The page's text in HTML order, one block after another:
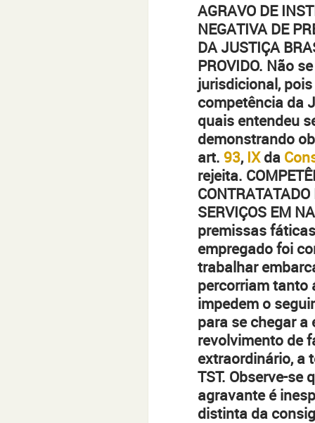
AGRAVO DE
NEGATIVA DE
DA JUSTIÇA
PROVIDO. Não
jurisdicional,
competência da
quais entendeu
demonstrando
art. 93, IXda
rejeita.
SERVIÇOS EM
premissas
empregado foi
trabalhar
percorriam tanto
impedem o
para se chegar a
revolvimento de
extraordinário, a
TST. Observe-se
agravante é
distinta da